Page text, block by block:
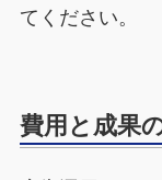
てください。
費用と成果